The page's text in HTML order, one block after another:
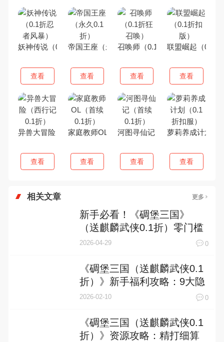
妖神传说（0.1折忍者风暴）
查看
帝国王座（永久0.1折）
查看
召唤师（0.1折狂召唤）
查看
联盟崛起（0.1
查看
异兽大冒险（西行记0.1折）
查看
家庭教师OL（首续0.1折）
查看
河图寻仙记（首续0.1折）
查看
萝莉养成计划（
查看
相关文章 更多
新手必看！《碉堡三国》
（送麒麟武侠0.1折）零门槛
速成指南：3天站稳脚跟，7
2026-04-29 0
《碉堡三国（送麒麟武侠0.1
折）》新手福利攻略：9大隐
藏福利全曝光，首日战力飙
2026-02-10 0
《碉堡三国（送麒麟武侠0.1
折）》资源攻略：精打细算